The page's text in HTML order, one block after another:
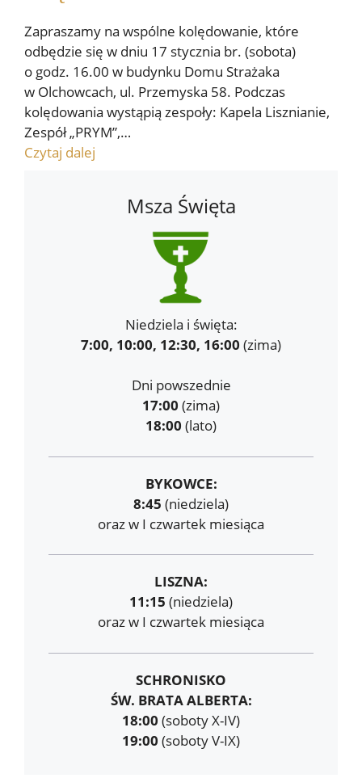
Zapraszamy na wspólne kolędowanie, które
odbędzie się w dniu 17 stycznia br. (sobota)
o godz. 16.00 w budynku Domu Strażaka
w Olchowcach, ul. Przemyska 58. Podczas
kolędowania wystąpią zespoły: Kapela Lisznianie,
Zespół „PRYM”,…
Czytaj dalej
Msza Święta
Niedziela i święta:
7:00, 10:00, 12:30, 16:00 (zima)
Dni powszednie
17:00 (zima)
18:00 (lato)
BYKOWCE:
8:45 (niedziela)
oraz w I czwartek miesiąca
LISZNA:
11:15 (niedziela)
oraz w I czwartek miesiąca
SCHRONISKO
ŚW. BRATA ALBERTA:
18:00 (soboty X-IV)
19:00 (soboty V-IX)